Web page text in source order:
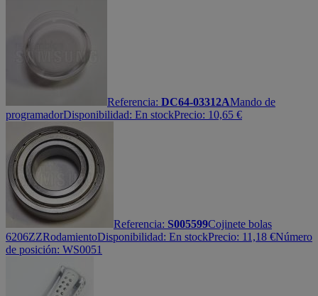
Referencia: DC64-03312AMando de
programadorDisponibilidad: En stockPrecio: 10,65 €
Referencia: S005599Cojinete bolas
6206ZZRodamientoDisponibilidad: En stockPrecio: 11,18 €Número
de posición: WS0051